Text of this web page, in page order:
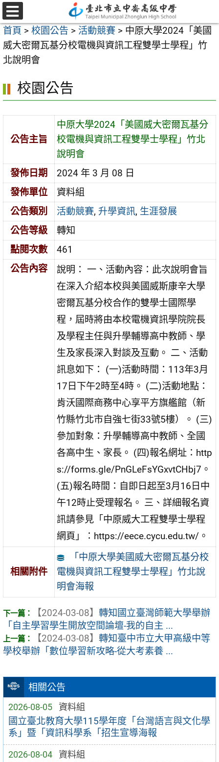
跳
至
主
要
內
區
選
單
首頁 > 校園公告 > 活動競賽 > 中原大學2024「美國
威大密爾瓦基分校電機與資訊工程雙學士學程」竹
北說明會
相關公告
2026-08-05 資料組
國立臺北教育大學115學年度「台灣語言與文化學
系」暨「資訊科學系「招生宣導海報
2026-08-04 資料組
校園公告
公告主旨
中原大學2024「美國威大密爾瓦基分
校電機與資訊工程雙學士學程」竹北
說明會
發佈日期
2024 年 3 月 08 日
發佈單位
資料組
公告類別
活動競賽, 升學資訊, 生涯發展
公告等級
轉知
點閱次數
461
公告內容
說明： 一、活動內容：此次說明會旨
在深入介紹本校與美國威斯康辛大學
密爾瓦基分校合作的雙學士國際學
程，屆時將由本校電機資訊學院院長
及學程主任與升學輔導高中教師、學
生及家長深入對談及互動。 二、活動
訊息如下： (一)活動時間：113年3月
17日下午2時至4時。 (二)活動地點：
肯沃國際商務中心享平方旗艦館（新
竹縣竹北市自強七街33號5樓）。 (三)
參加對象：升學輔導高中教師、全國
各高中生、家長。 (四)報名網址：http
s://forms.gle/PnGLeFsYGxvtCHbj7。
(五)報名時間：自即日起至3月16日中
午12時止受理報名。 三、詳細報名資
訊請參見「中原威大工程雙學士學程
網頁」：https://eece.cycu.edu.tw/。
相關附件
「中原大學美國威大密爾瓦基分校
電機與資訊工程雙學士學程」竹北說
明會海報
【2024-03-08】 轉知國立臺灣師範大學舉辦
「自主學習學生開放空間論壇-我的自主 ...
【2024-03-08】 轉知臺中市立大甲高級中等
學校舉辦「數位學習新攻略-從大考素養 ...